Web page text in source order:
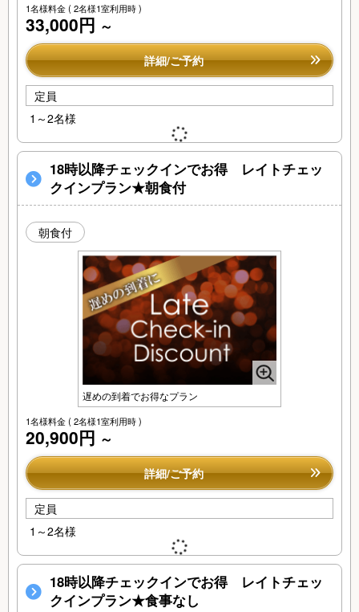
1名様料金( 2名様1室利用時 )
33,000円 ～
詳細/ご予約
定員
1～2名様
18時以降チェックインでお得 レイトチェッ
クインプラン★朝食付
朝食付
遅めの到着でお得なプラン
1名様料金( 2名様1室利用時 )
20,900円 ～
詳細/ご予約
定員
1～2名様
18時以降チェックインでお得 レイトチェッ
クインプラン★食事なし